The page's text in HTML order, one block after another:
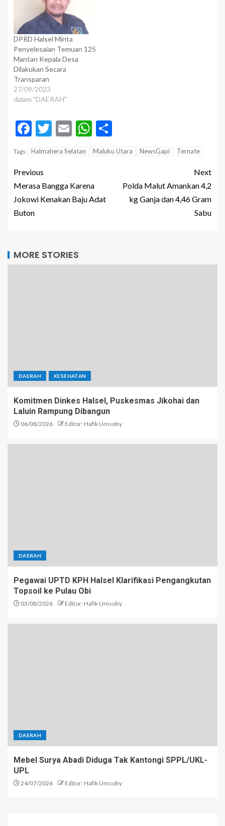
DPRD Halsel Minta
Penyelesaian Temuan 125
Mantan Kepala Desa
Dilakukan Secara
Transparan
27/09/2023
dalam "DAERAH"
Facebook
Twitter
EmailWhatsApp
Tags: Halmahera Selatan Maluku Utara NewsGapi Ternate
Previous
Merasa Bangga Karena
Jokowi Kenakan Baju Adat
Buton
Next
Polda Malut Amankan 4,2
kg Ganja dan 4,46 Gram
Sabu
MORE STORIES
DAERAH KESEHATAN
Komitmen Dinkes Halsel, Puskesmas Jikohai dan
Laluin Rampung Dibangun
06/08/2026 Editor: Hafik Umsohy
DAERAH
Pegawai UPTD KPH Halsel Klarifikasi Pengangkutan
Topsoil ke Pulau Obi
03/08/2026 Editor: Hafik Umsohy
DAERAH
Mebel Surya Abadi Diduga Tak Kantongi SPPL/UKL-
UPL
24/07/2026 Editor: Hafik Umsohy